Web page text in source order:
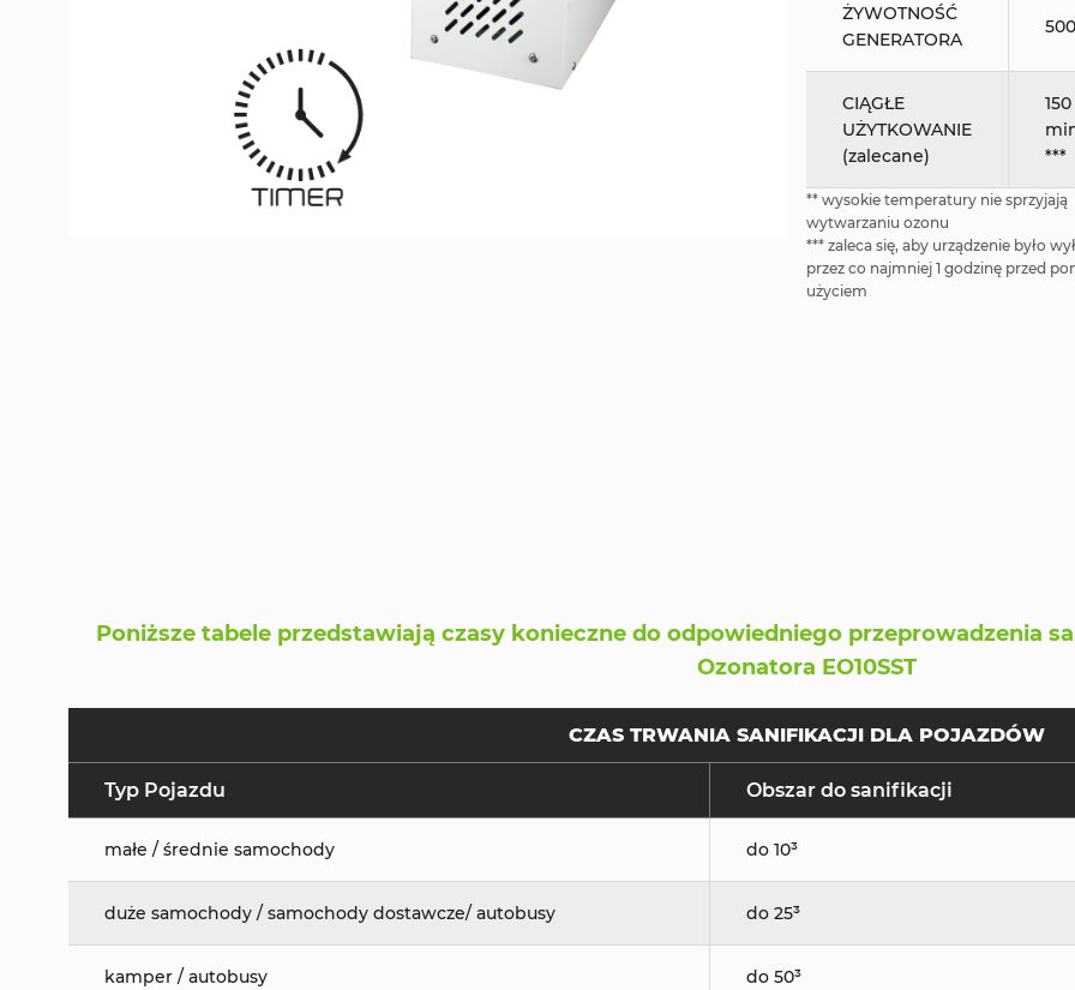
** wysokie temperatury nie sprzyjają
wytwarzaniu ozonu
*** zaleca się, aby urządzenie było
przez co najmniej 1 godzinę przed
użyciem
ŻYWOTNOŚĆ
GENERATORA
CIĄGŁE
UŻYTKOWANIE
(zalecane)
150
***
Poniższe tabele przedstawiają czasy konieczne do odpowiedniego przeprowadzenia
Ozonatora EO10SST
CZAS TRWANIA SANIFIKACJI DLA POJAZDÓW
Typ Pojazdu Obszar do sanifikacji
małe / średnie samochody do 10³
duże samochody / samochody dostawcze/ autobusy do 25³
kamper / autobusy do 50³